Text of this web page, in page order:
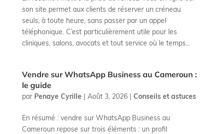
son site permet aux clients de réserver un créneau
seuls, à toute heure, sans passer par un appel
téléphonique. C’est particulièrement utile pour les
cliniques, salons, avocats et tout service où le temps...
Vendre sur WhatsApp Business au Cameroun :
le guide
par Penaye Cyrille | Août 3, 2026| Conseils et astuces
En résumé : vendre sur WhatsApp Business au
Cameroun repose sur trois éléments : un profil